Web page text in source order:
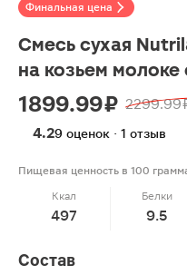
Финальная цена
Смесь сухая
на козьем
1899.99 ₽ 2299.99
4.29 оценок · 1 отзыв
Пищевая ценность в 100
Ккал
497
Белки
9.5
Состав